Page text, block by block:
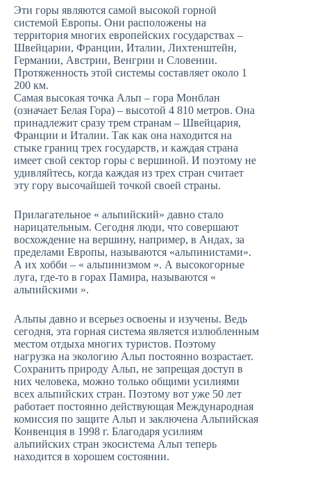
Эти горы являются самой высокой горной
системой Европы. Они расположены на
территория многих европейских государствах –
Швейцарии, Франции, Италии, Лихтенштейн,
Германии, Австрии, Венгрии и Словении.
Протяженность этой системы составляет около 1
200 км.
Самая высокая точка Альп – гора Монблан
(означает Белая Гора) – высотой 4 810 метров. Она
принадлежит сразу трем странам – Швейцария,
Франции и Италии. Так как она находится на
стыке границ трех государств, и каждая страна
имеет свой сектор горы с вершиной. И поэтому не
удивляйтесь, когда каждая из трех стран считает
эту гору высочайшей точкой своей страны.
Прилагательное « альпийский» давно стало
нарицательным. Сегодня люди, что совершают
восхождение на вершину, например, в Андах, за
пределами Европы, называются «альпинистами».
А их хобби – « альпинизмом ». А высокогорные
луга, где-то в горах Памира, называются «
альпийскими ».
Альпы давно и всерьез освоены и изучены. Ведь
сегодня, эта горная система является излюбленным
местом отдыха многих туристов. Поэтому
нагрузка на экологию Альп постоянно возрастает.
Сохранить природу Альп, не запрещая доступ в
них человека, можно только общими усилиями
всех альпийских стран. Поэтому вот уже 50 лет
работает постоянно действующая Международная
комиссия по защите Альп и заключена Альпийская
Конвенция в 1998 г. Благодаря усилиям
альпийских стран экосистема Альп теперь
находится в хорошем состоянии.